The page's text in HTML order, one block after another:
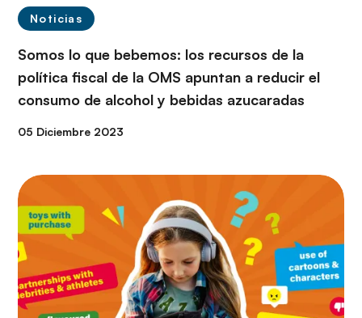
Noticias
Somos lo que bebemos: los recursos de la
política fiscal de la OMS apuntan a reducir el
consumo de alcohol y bebidas azucaradas
05 Diciembre 2023